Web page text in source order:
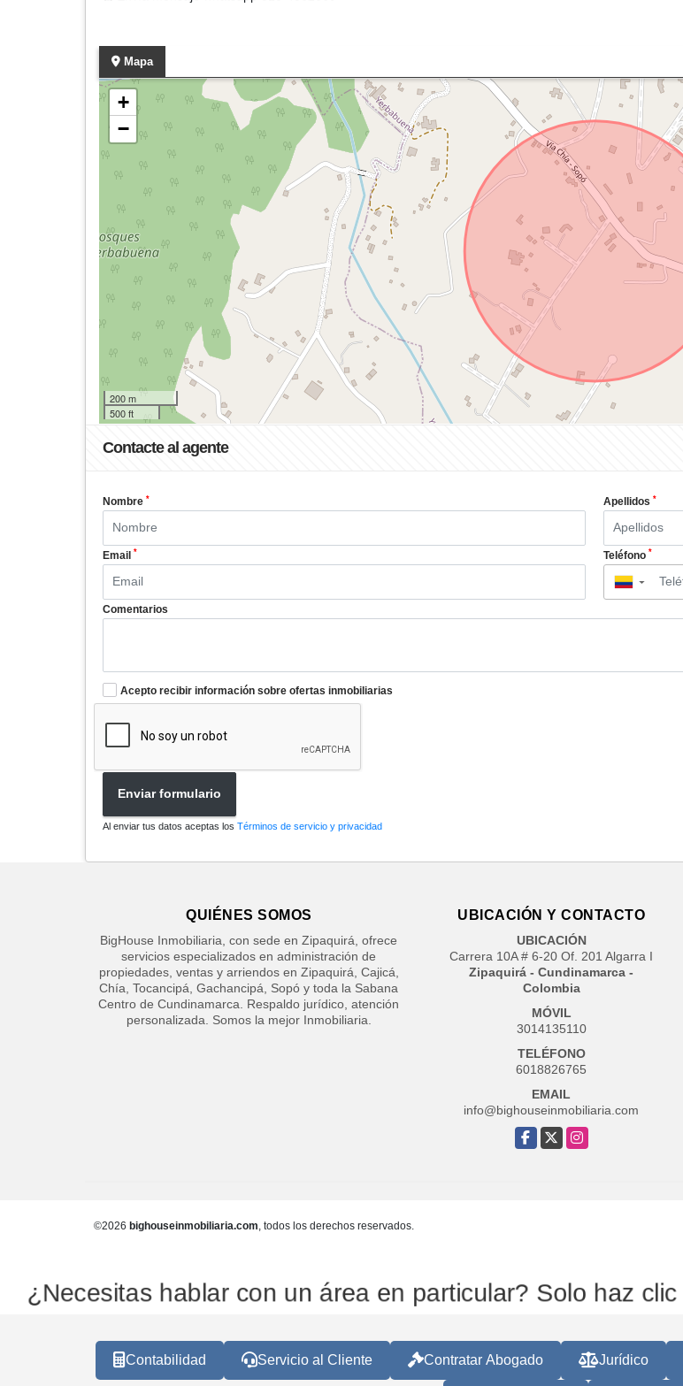
Mapa
+
−
200 m
500 ft
Contacte al agente
Nombre * Apellidos *
Email * Teléfono *
▼
Comentarios
Acepto recibir información sobre ofertas inmobiliarias
Enviar formulario
Al enviar tus datos aceptas los Términos de servicio y privacidad
QUIÉNES SOMOS
BigHouse Inmobiliaria, con sede en Zipaquirá, ofrece
servicios especializados en administración de
propiedades, ventas y arriendos en Zipaquirá, Cajicá,
Chía, Tocancipá, Gachancipá, Sopó y toda la Sabana
Centro de Cundinamarca. Respaldo jurídico, atención
personalizada. Somos la mejor Inmobiliaria.
UBICACIÓN Y CONTACTO
UBICACIÓN
Carrera 10A # 6-20 Of. 201 Algarra I
Zipaquirá - Cundinamarca -
Colombia
MÓVIL
3014135110
TELÉFONO
6018826765
EMAIL
info@bighouseinmobiliaria.com
Facebook
X Instagram
©2026 bighouseinmobiliaria.com, todos los derechos reservados.
hablar con un área en particular? Solo haz
Contabilidad Servicio al Cliente Contratar Abogado Jurídico